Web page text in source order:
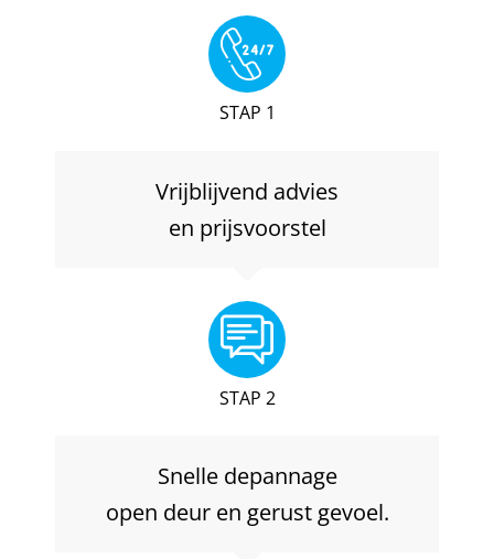
STAP 1
Vrijblijvend advies
en prijsvoorstel
STAP 2
Snelle depannage
open deur en gerust gevoel.